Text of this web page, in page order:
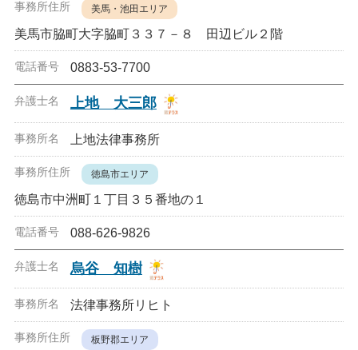
美馬・池田エリア
美馬市脇町大字脇町３３７－８ 田辺ビル２階
0883-53-7700
上地 大三郎
上地法律事務所
徳島市エリア
徳島市中洲町１丁目３５番地の１
088-626-9826
烏谷 知樹
法律事務所リヒト
板野郡エリア